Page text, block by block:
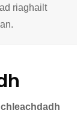
riaghailt